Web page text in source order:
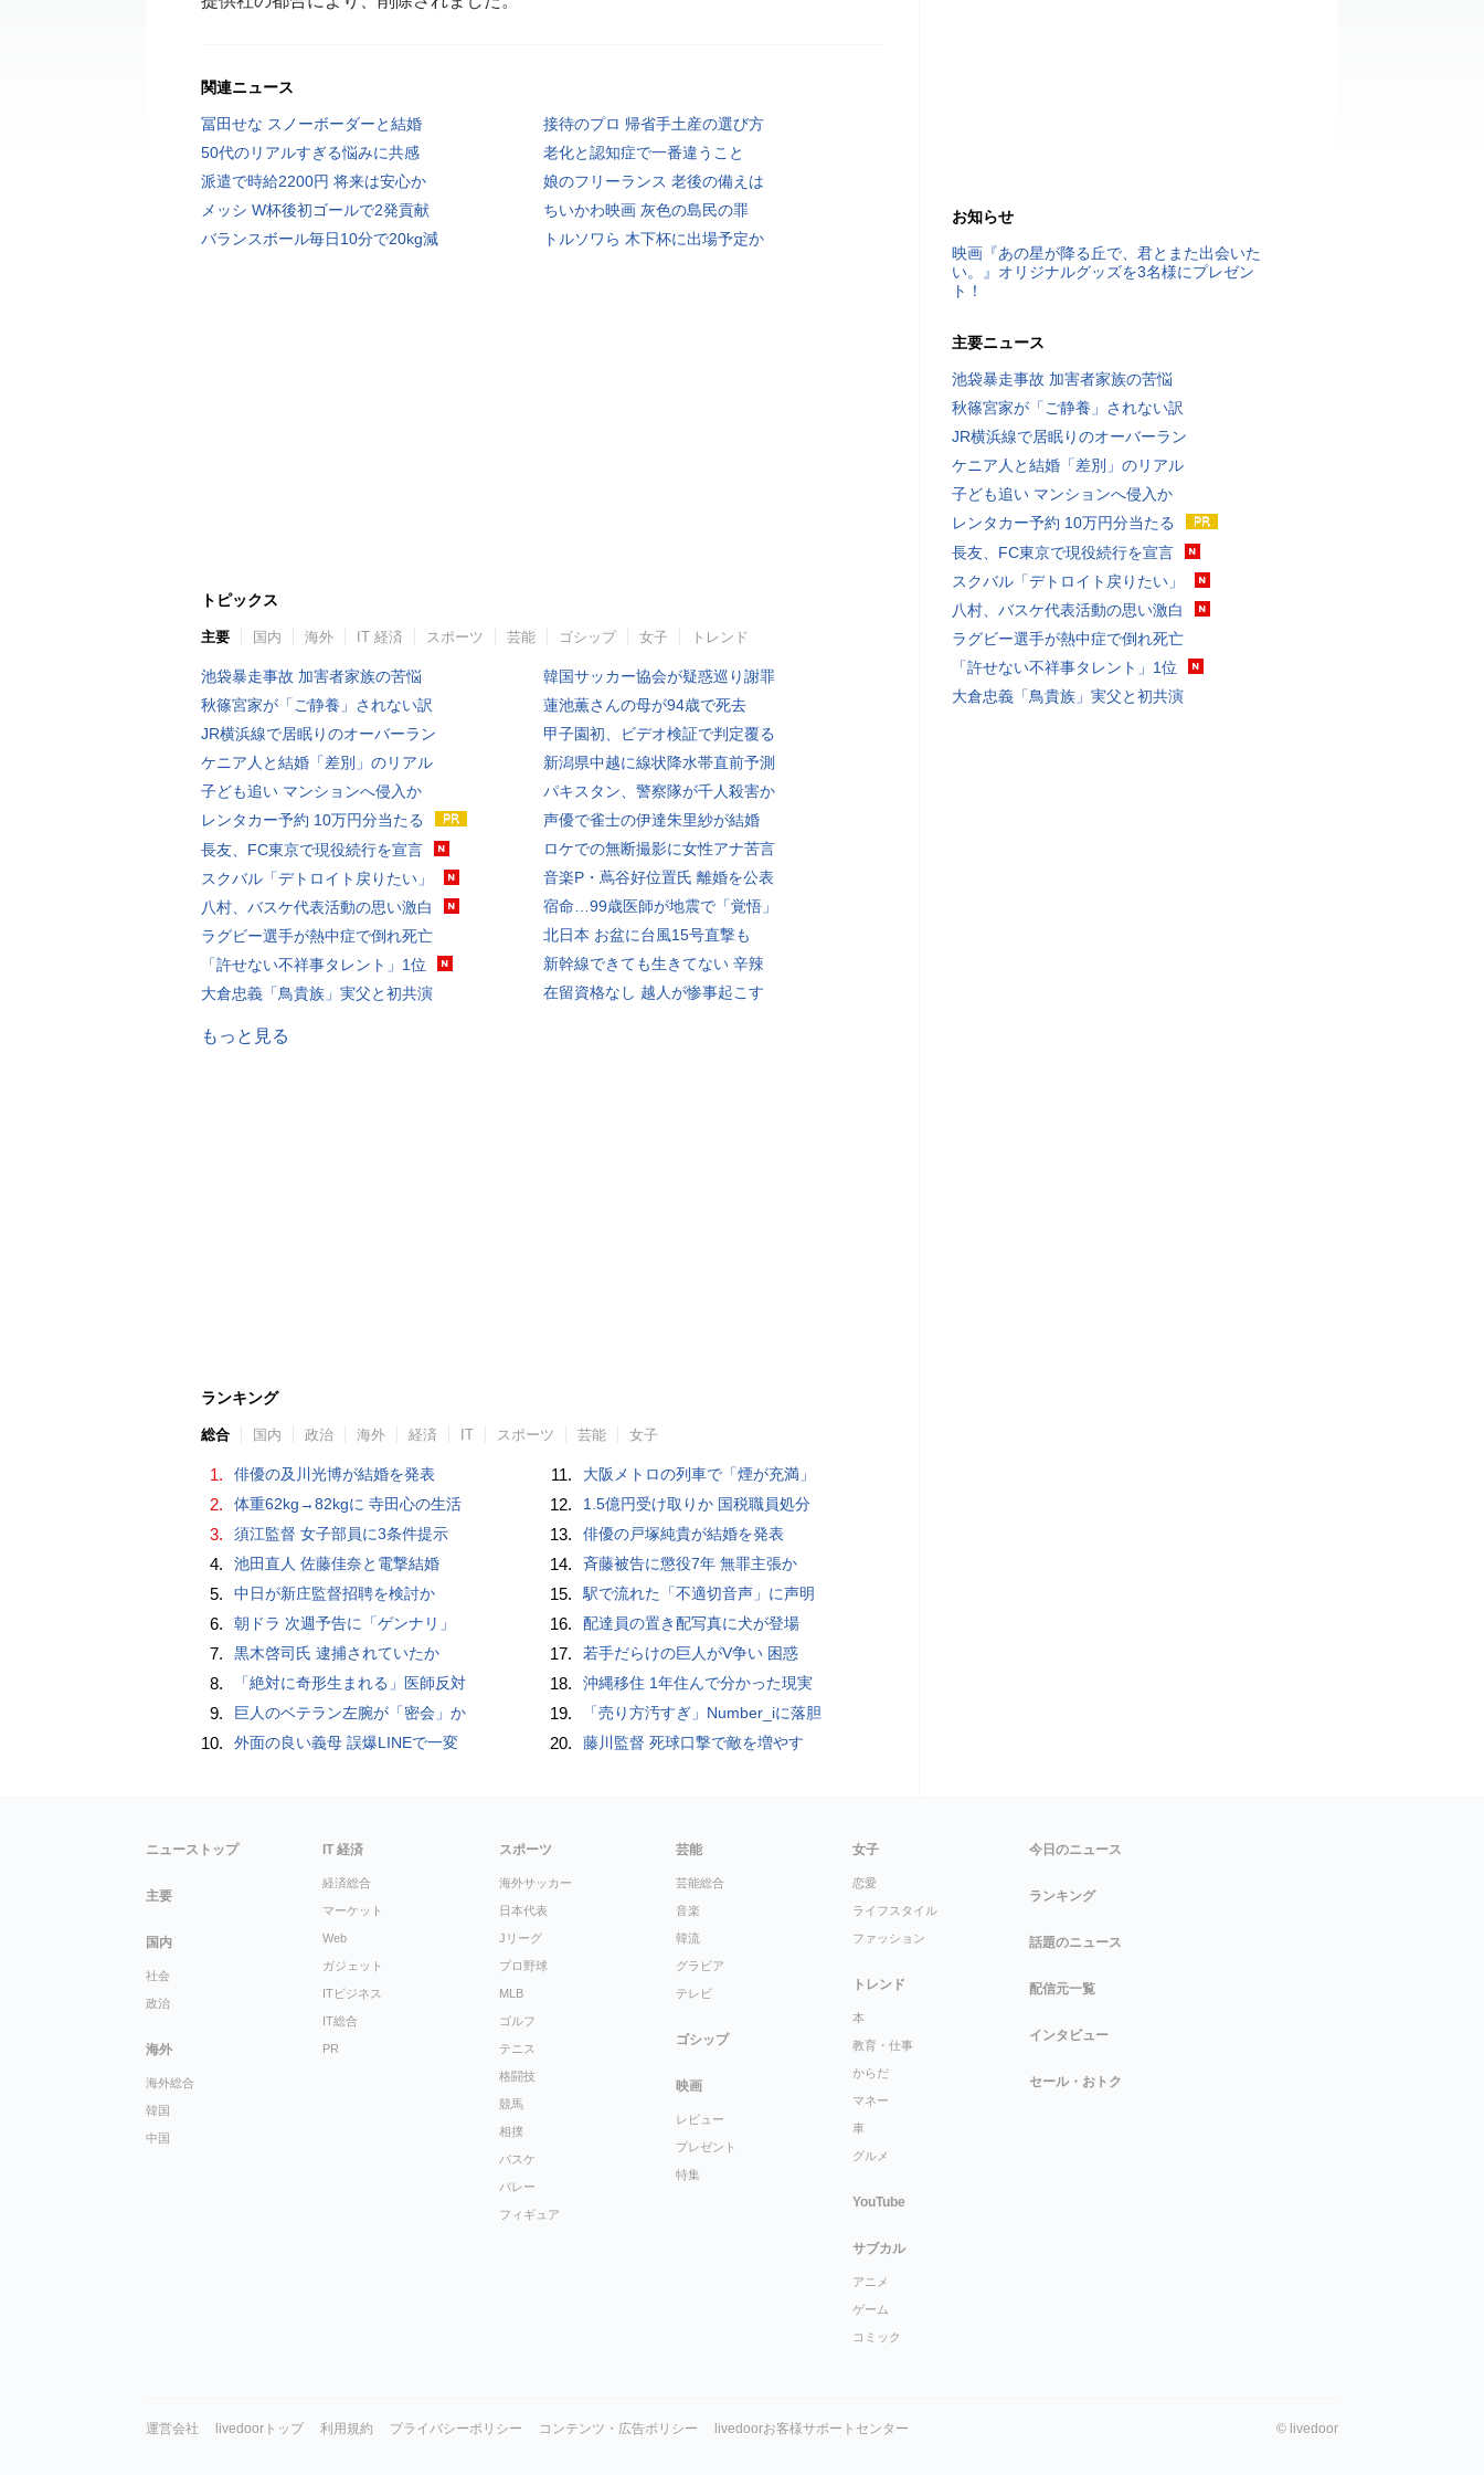
関連ニュース
冨田せな スノーボーダーと結婚
接待のプロ 帰省手土産の選び方
50代のリアルすぎる悩みに共感
老化と認知症で一番違うこと
派遣で時給2200円 将来は安心か
娘のフリーランス 老後の備えは
メッシ W杯後初ゴールで2発貢献
ちいかわ映画 灰色の島民の罪
バランスボール毎日10分で20kg減
トルソワら 木下杯に出場予定か
トピックス
主要 国内 海外 IT 経済 スポーツ 芸能 ゴシップ 女子 トレンド
池袋暴走事故 加害者家族の苦悩
秋篠宮家が「ご静養」されない訳
JR横浜線で居眠りのオーバーラン
ケニア人と結婚「差別」のリアル
子ども追い マンションへ侵入か
レンタカー予約 10万円分当たる
長友、FC東京で現役続行を宣言
スクバル「デトロイト戻りたい」
八村、バスケ代表活動の思い激白
ラグビー選手が熱中症で倒れ死亡
「許せない不祥事タレント」1位
大倉忠義「鳥貴族」実父と初共演
韓国サッカー協会が疑惑巡り謝罪
蓮池薫さんの母が94歳で死去
甲子園初、ビデオ検証で判定覆る
新潟県中越に線状降水帯直前予測
パキスタン、警察隊が千人殺害か
声優で雀士の伊達朱里紗が結婚
ロケでの無断撮影に女性アナ苦言
音楽P・蔦谷好位置氏 離婚を公表
宿命…99歳医師が地震で「覚悟」
北日本 お盆に台風15号直撃も
新幹線できても生きてない 辛辣
在留資格なし 越人が惨事起こす
もっと見る
ランキング
総合 国内 政治 海外 経済 IT スポーツ 芸能 女子
1. 俳優の及川光博が結婚を発表
2. 体重62kg→82kgに 寺田心の生活
3. 須江監督 女子部員に3条件提示
4. 池田直人 佐藤佳奈と電撃結婚
5. 中日が新庄監督招聘を検討か
6. 朝ドラ 次週予告に「ゲンナリ」
7. 黒木啓司氏 逮捕されていたか
8. 「絶対に奇形生まれる」医師反対
9. 巨人のベテラン左腕が「密会」か
10. 外面の良い義母 誤爆LINEで一変
11. 大阪メトロの列車で「煙が充満」
12. 1.5億円受け取りか 国税職員処分
13. 俳優の戸塚純貴が結婚を発表
14. 斉藤被告に懲役7年 無罪主張か
15. 駅で流れた「不適切音声」に声明
16. 配達員の置き配写真に犬が登場
17. 若手だらけの巨人がV争い 困惑
18. 沖縄移住 1年住んで分かった現実
19. 「売り方汚すぎ」Number_iに落胆
20. 藤川監督 死球口撃で敵を増やす
お知らせ
映画『あの星が降る丘で、君とまた出会いた
い。』オリジナルグッズを3名様にプレゼン
ト！
主要ニュース
池袋暴走事故 加害者家族の苦悩
秋篠宮家が「ご静養」されない訳
JR横浜線で居眠りのオーバーラン
ケニア人と結婚「差別」のリアル
子ども追い マンションへ侵入か
レンタカー予約 10万円分当たる
長友、FC東京で現役続行を宣言
スクバル「デトロイト戻りたい」
八村、バスケ代表活動の思い激白
ラグビー選手が熱中症で倒れ死亡
「許せない不祥事タレント」1位
大倉忠義「鳥貴族」実父と初共演
ニューストップ
主要
国内
社会
政治
海外
海外総合
韓国
中国
IT 経済
経済総合
マーケット
Web
ガジェット
ITビジネス
IT総合
PR
スポーツ
海外サッカー
日本代表
Jリーグ
プロ野球
MLB
ゴルフ
テニス
格闘技
競馬
相撲
バスケ
バレー
フィギュア
芸能
芸能総合
音楽
韓流
グラビア
テレビ
ゴシップ
映画
レビュー
プレゼント
特集
女子
恋愛
ライフスタイル
ファッション
トレンド
本
教育・仕事
からだ
マネー
車
グルメ
YouTube
サブカル
アニメ
ゲーム
コミック
今日のニュース
ランキング
話題のニュース
配信元一覧
インタビュー
セール・おトク
運営会社 livedoorトップ 利用規約 プライバシーポリシー コンテンツ・広告ポリシー livedoorお客様サポートセンター © livedoor